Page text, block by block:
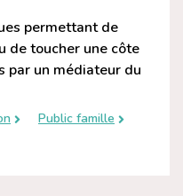
permettant de
de toucher une côte
par un médiateur du
Public famille